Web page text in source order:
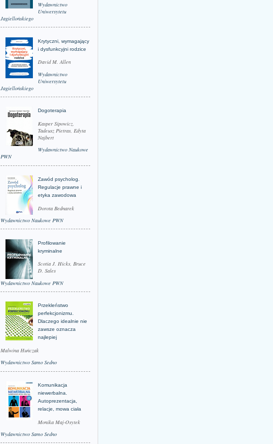
Wydawnictwo
Uniwersytetu
Jagiellońskiego
Krytyczni, wymagający
i dysfunkcyjni rodzice
David M. Allen
Wydawnictwo
Uniwersytetu
Jagiellońskiego
Dogoterapia
Kasper Sipowicz,
Tadeusz Pietras, Edyta
Najbert
Wydawnictwo Naukowe
PWN
Zawód psycholog.
Regulacje prawne i
etyka zawodowa
Dorota Bednarek
Wydawnictwo Naukowe PWN
Profilowanie
kryminalne
Scotia J. Hicks, Bruce
D. Sales
Wydawnictwo Naukowe PWN
Przekleństwo
perfekcjonizmu.
Dlaczego idealnie nie
zawsze oznacza
najlepiej
Malwina Huńczak
Wydawnictwo Samo Sedno
Komunikacja
niewerbalna.
Autoprezentacja,
relacje, mowa ciała
Monika Maj-Osytek
Wydawnictwo Samo Sedno